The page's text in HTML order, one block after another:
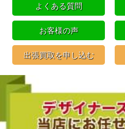
よくある質問
お客様の声
出張買取を申し込む